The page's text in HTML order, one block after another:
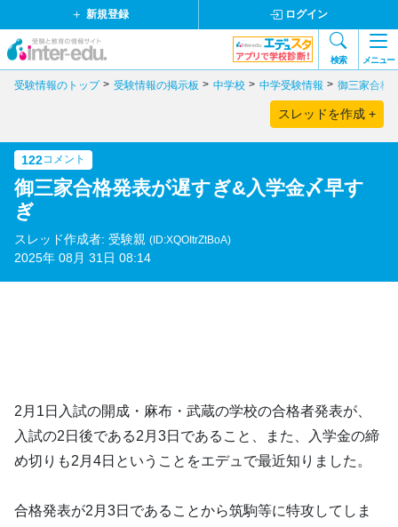
新規登録 ログイン
検索 メニュー
受験情報のトップ 受験情報の掲示板 中学校 中学受験情報 御三家合格
スレッドを作成 +
122コメント
御三家合格発表が遅すぎ&入学金〆早す
ぎ
スレッド作成者: 受験親 (ID:XQOItrZtBoA)
2025年 08月 31日 08:14
2月1日入試の開成・麻布・武蔵の学校の合格者発表が、
入試の2日後である2月3日であること、また、入学金の締
め切りも2月4日ということをエデュで最近知りました。
合格発表が2月3日であることから筑駒等に特攻してしま